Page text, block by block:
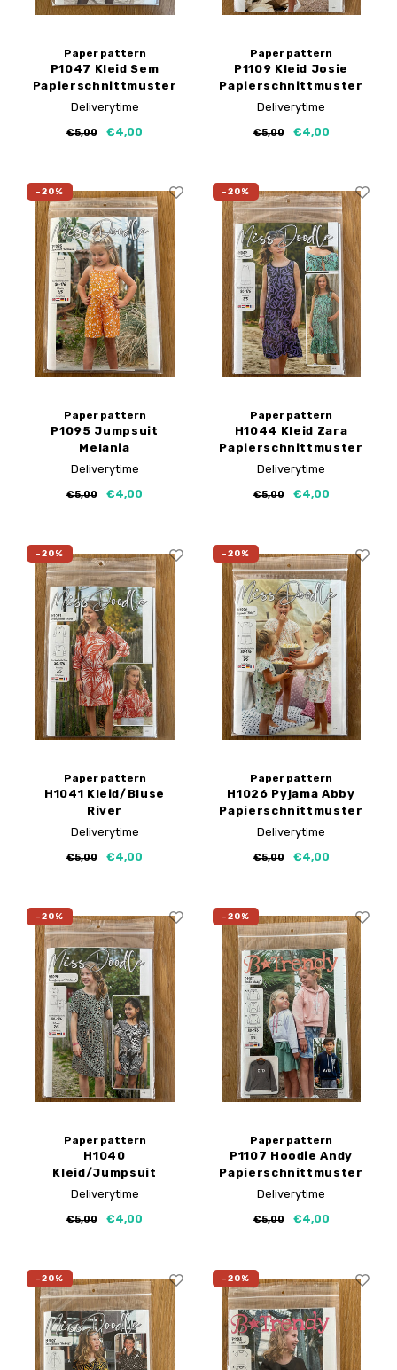
Paper pattern
P1047 Kleid Sem
Papierschnittmuster
Deliverytime
€5,00 €4,00
Paper pattern
P1109 Kleid Josie
Papierschnittmuster
Deliverytime
€5,00 €4,00
-20%
Paper pattern
P1095 Jumpsuit
Melania
Papierschnittmuster
Deliverytime
€5,00 €4,00
-20%
Paper pattern
H1044 Kleid Zara
Papierschnittmuster
Deliverytime
€5,00 €4,00
-20%
Paper pattern
H1041 Kleid/Bluse
River
Papierschnittmuster
Deliverytime
€5,00 €4,00
-20%
Paper pattern
H1026 Pyjama Abby
Papierschnittmuster
Deliverytime
€5,00 €4,00
-20%
Paper pattern
H1040
Kleid/Jumpsuit
Valeria
Deliverytime
€5,00 €4,00
-20%
Paper pattern
P1107 Hoodie Andy
Papierschnittmuster
Deliverytime
€5,00 €4,00
-20% -20%